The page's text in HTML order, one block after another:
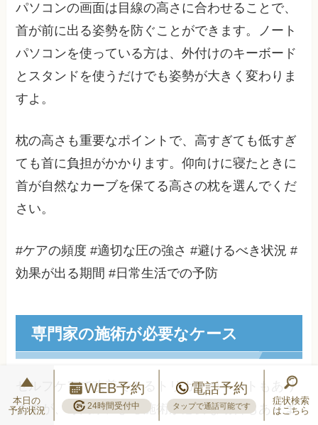
パソコンの画面は目線の高さに合わせることで、
首が前に出る姿勢を防ぐことができます。ノート
パソコンを使っている方は、外付けのキーボード
とスタンドを使うだけでも姿勢が大きく変わりま
すよ。
枕の高さも重要なポイントで、高すぎても低すぎ
ても首に負担がかかります。仰向けに寝たときに
首が自然なカーブを保てる高さの枕を選んでくだ
さい。
#ケアの頻度 #適切な圧の強さ #避けるべき状況 #
効果が出る期間 #日常生活での予防
専門家の施術が必要なケース
セルフケアで改善できるトリガーポイントもあり
ますが、専門家による施術が必要な場合もありま
本日の
予約状況
WEB予約
24時間受付中
電話予約
タップで通話可能です
症状検索
はこちら